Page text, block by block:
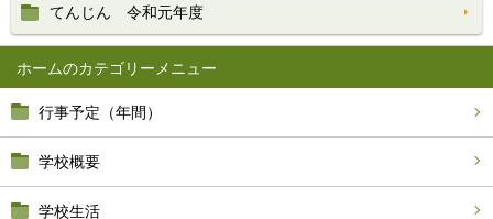
ホーム
行事予定（年間）
学校概要
学校生活
てんじん 令和元年度